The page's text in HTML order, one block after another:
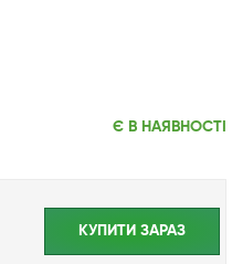
Є В НАЯВНОСТІ
КУПИТИ ЗАРАЗ